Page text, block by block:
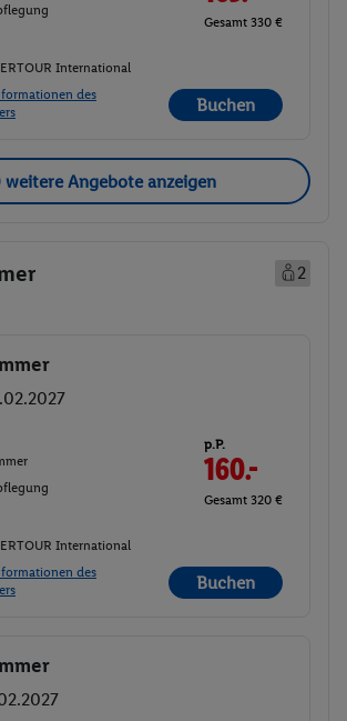
Gesamt 330 €
International
des
Buchen
weitere Angebote anzeigen
2
p.P.
160.-
Gesamt 320 €
International
des
Buchen